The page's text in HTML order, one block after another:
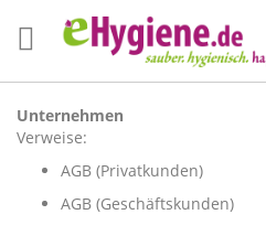
Unternehmen
Verweise:
AGB (Privatkunden)
AGB (Geschäftskunden)